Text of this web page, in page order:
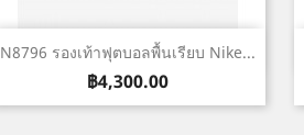
N8796 รองเท้าฟุตบอลพื้นเรียบ Nike...
ราคา
฿4,300.00
เปิดหน้าต่างย่อ